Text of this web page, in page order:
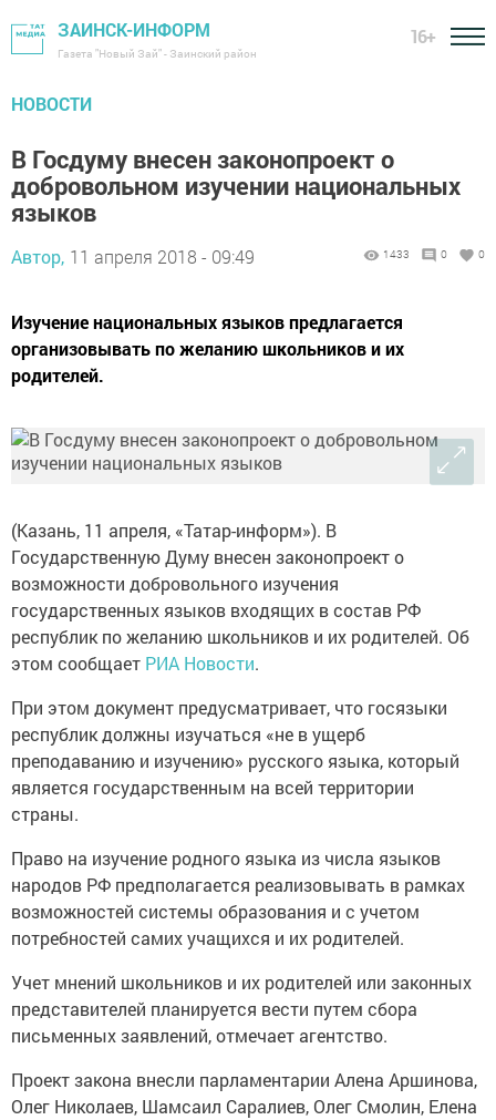
ЗАИНСК-ИНФОРМ
Газета "Новый Зай" - Заинский район
16+
НОВОСТИ
В Госдуму внесен законопроект о
добровольном изучении национальных
языков
Автор, 11 апреля 2018 - 09:49 1433 0 0
Изучение национальных языков предлагается
организовывать по желанию школьников и их
родителей.
(Казань, 11 апреля, «Татар-информ»). В
Государственную Думу внесен законопроект о
возможности добровольного изучения
государственных языков входящих в состав РФ
республик по желанию школьников и их родителей. Об
этом сообщает РИА Новости.
При этом документ предусматривает, что госязыки
республик должны изучаться «не в ущерб
преподаванию и изучению» русского языка, который
является государственным на всей территории
страны.
Право на изучение родного языка из числа языков
народов РФ предполагается реализовывать в рамках
возможностей системы образования и с учетом
потребностей самих учащихся и их родителей.
Учет мнений школьников и их родителей или законных
представителей планируется вести путем сбора
письменных заявлений, отмечает агентство.
Проект закона внесли парламентарии Алена Аршинова,
Олег Николаев, Шамсаил Саралиев, Олег Смолин, Елена